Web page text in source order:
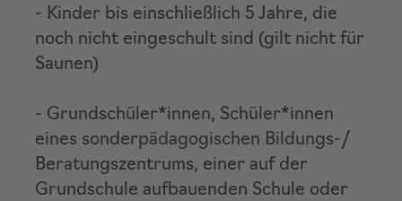
- Kinder bis einschließlich 5 Jahre, die
noch nicht eingeschult sind (gilt nicht für
Saunen)
- Grundschüler*innen, Schüler*innen
eines sonderpädagogischen Bildungs-/
Beratungszentrums, einer auf der
Grundschule aufbauenden Schule oder